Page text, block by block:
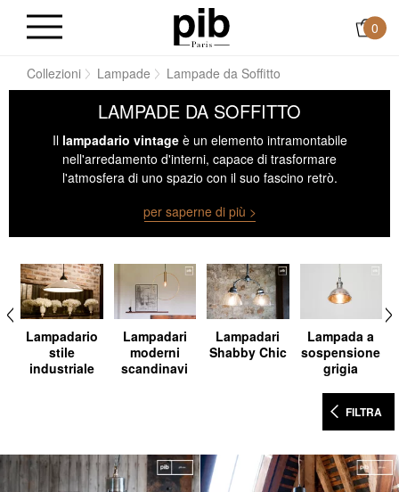
0
Collezioni Lampade Lampade da Soffitto
LAMPADE DA SOFFITTO
Il lampadario vintageè un elemento intramontabile
nell'arredamento d'interni, capace di trasformare
l'atmosfera di uno spazio con il suo fascino retrò.
richiamano epoche passate, un lampadario vintage
aggiunge un tocco di eleganza e personalità a qualsiasi
presente, aggiungendo un elemento di nostalgia e stile
senza tempo all'ambiente circostante.
per saperne di più >
Lampadario
stile
industriale
Lampadari
moderni
scandinavi
Lampadari
Shabby Chic
Lampada a
sospensione
grigia
FILTRA